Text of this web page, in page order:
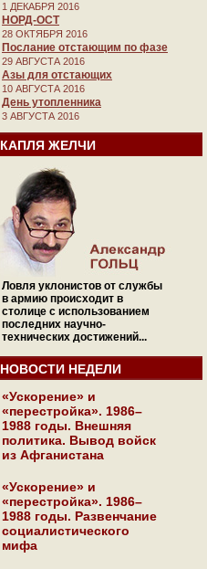
1 ДЕКАБРЯ 2016
НОРД-ОСТ
28 ОКТЯБРЯ 2016
Послание отстающим по фазе
29 АВГУСТА 2016
Азы для отстающих
10 АВГУСТА 2016
День утопленника
3 АВГУСТА 2016
КАПЛЯ ЖЕЛЧИ
Ловля уклонистов от службы
в армию происходит в
столице с использованием
последних научно-
технических достижений...
НОВОСТИ НЕДЕЛИ
«Ускорение» и
«перестройка». 1986–
1988 годы. Внешняя
политика. Вывод войск
из Афганистана
«Ускорение» и
«перестройка». 1986–
1988 годы. Развенчание
социалистического
мифа